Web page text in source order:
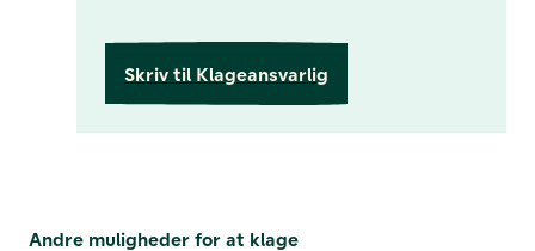
Skriv til Klageansvarlig
​Andre muligheder for at klage​